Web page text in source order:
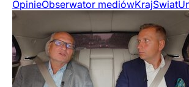
OpinieObserwator mediówKrajŚwiat